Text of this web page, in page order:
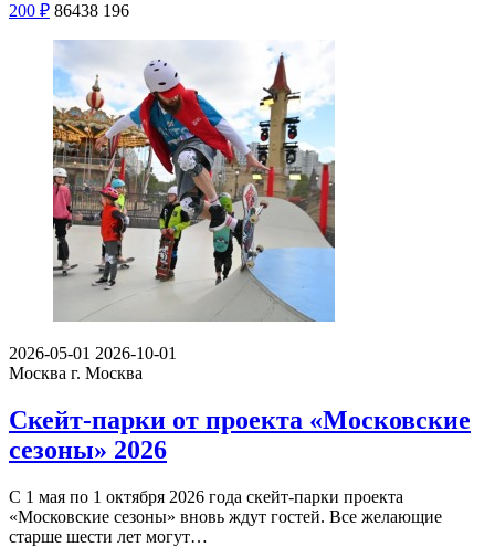
200 ₽ 86438 196
2026-05-01 2026-10-01
Москва г. Москва
Скейт-парки от проекта «Московские
сезоны» 2026
С 1 мая по 1 октября 2026 года скейт-парки проекта
«Московские сезоны» вновь ждут гостей. Все желающие
старше шести лет могут…